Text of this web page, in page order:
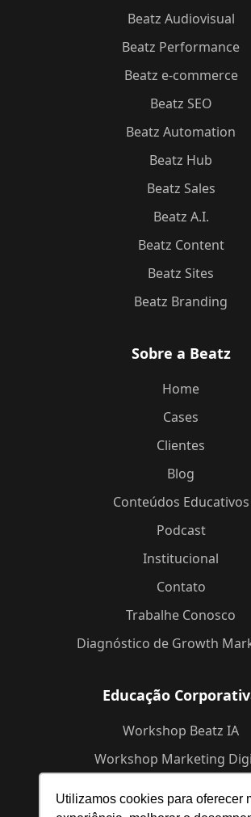
Utilizamos cookies para oferecer
Beatz Audiovisual
Beatz Performance
Beatz e-commerce
Beatz SEO
Beatz Automation
Beatz Hub
Beatz Sales
Beatz A.I.
Beatz Content
Beatz Sites
Beatz Branding
Sobre a Beatz
Home
Cases
Clientes
Blog
Conteúdos Educativos
Podcast
Institucional
Contato
Trabalhe Conosco
Diagnóstico de Growth
Educação
Workshop Beatz IA
Workshop Marketing